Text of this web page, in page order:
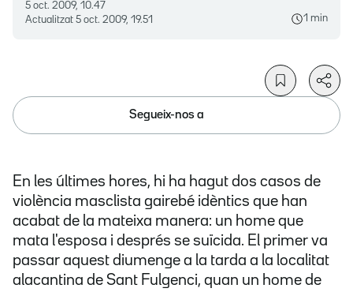
5 oct. 2009, 10.47
Actualitzat 5 oct. 2009, 19.51 1 min
Segueix-nos a
En les últimes hores, hi ha hagut dos casos de
violència masclista gairebé idèntics que han
acabat de la mateixa manera: un home que
mata l'esposa i després se suïcida. El primer va
passar aquest diumenge a la tarda a la localitat
alacantina de Sant Fulgenci, quan un home de